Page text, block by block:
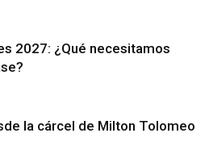
2027: ¿Qué necesitamos
la cárcel de Milton Tolomeo